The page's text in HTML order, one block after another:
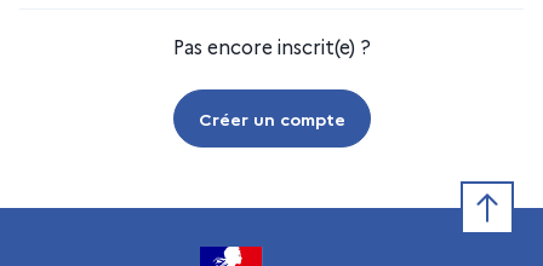
Pas encore inscrit(e) ?
Créer un compte